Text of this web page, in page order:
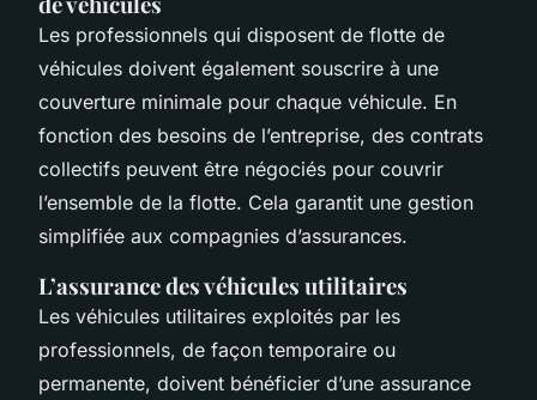
Les professionnels qui disposent de flotte de
véhicules doivent également souscrire à une
couverture minimale pour chaque véhicule. En
fonction des besoins de l’entreprise, des contrats
collectifs peuvent être négociés pour couvrir
l’ensemble de la flotte. Cela garantit une gestion
simplifiée aux compagnies d’assurances.
L’assurance des véhicules utilitaires
Les véhicules utilitaires exploités par les
professionnels, de façon temporaire ou
permanente, doivent bénéficier d’une assurance